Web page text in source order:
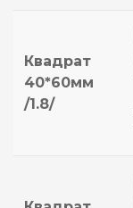
Квадрат
40*60мм
/1.8/